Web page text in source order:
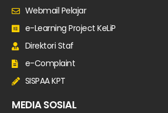
Webmail Pelajar
e-Learning Project KeLiP
Direktori Staf
e-Complaint
SISPAA KPT
MEDIA SOSIAL